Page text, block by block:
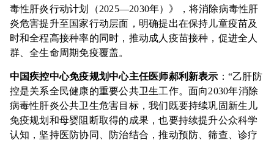
毒性肝炎行动计划（2025—2030年）》，将消除病毒性肝
炎危害提升至国家行动层面，明确提出在保持儿童疫苗及
时和全程高接种率的同时，推动成人疫苗接种，促进全人
群、全生命周期免疫覆盖。
中国疾控中心免疫规划中心主任医师郝利新表示 ：“乙肝防
控是关系全民健康的重要公共卫生工作。面向2030年消除
病毒性肝炎公共卫生危害目标，我们既要持续巩固新生儿
免疫规划和母婴阻断取得的成果，也要持续提升公众科学
认知，坚持医防协同、防治结合，推动预防、筛查、诊疗